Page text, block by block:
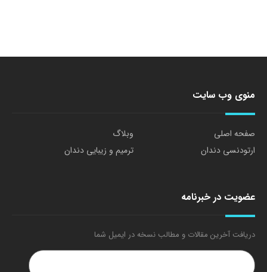
منوی وب سایت
صفحه اصلی
وبلاگ
ارتودنسی دندان
ترمیم و زیبایی دندان
عضویت در خبرنامه
دریافت آخرین مقالات و مطالب نسخه در ایمیل شما